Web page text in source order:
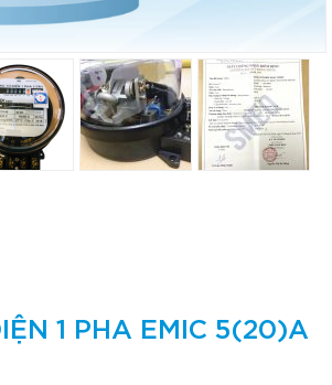
1 PHA EMIC 5(20)A